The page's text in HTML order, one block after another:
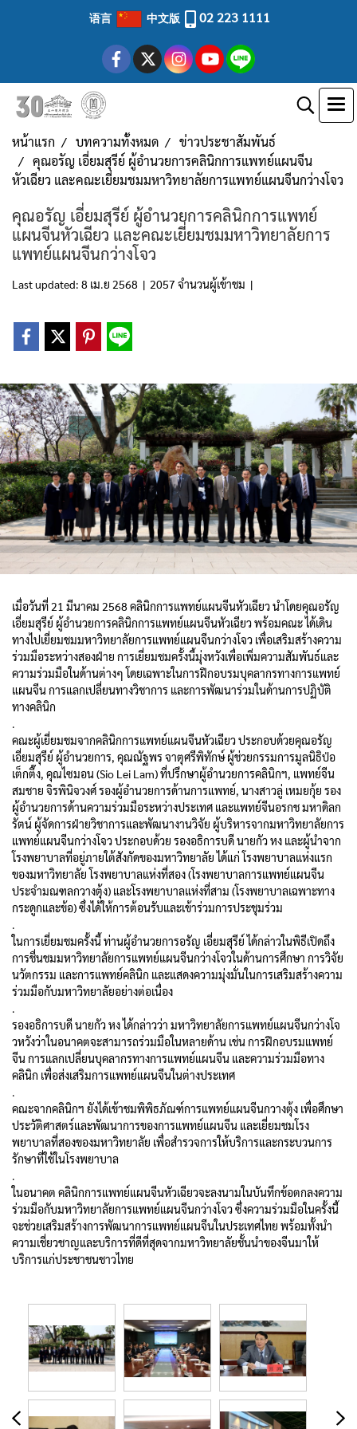
语言 中文版 02 223 1111
หน้าแรก บทความทั้งหมด
ข่าวประชาสัมพันธ์
คุณอรัญ เอี่ยมสุรีย์ ผู้อำนวยการคลินิกการแพทย์แผนจีน
หัวเฉียว และคณะเยี่ยมชมมหาวิทยาลัยการแพทย์แผนจีนกว่างโจว
คุณอรัญ เอี่ยมสุรีย์ ผู้อำนวยการคลินิกการแพทย์
แผนจีนหัวเฉียว และคณะเยี่ยมชมมหาวิทยาลัยการ
แพทย์แผนจีนกว่างโจว
Last updated: 8 เม.ย 2568 | 2057 จำนวนผู้เข้าชม |
เมื่อวันที่ 21 มีนาคม 2568 คลินิกการแพทย์แผนจีนหัวเฉียว นำโดยคุณอรัญ
เอี่ยมสุรีย์ ผู้อำนวยการคลินิกการแพทย์แผนจีนหัวเฉียว พร้อมคณะ ได้เดิน
ทางไปเยี่ยมชมมหาวิทยาลัยการแพทย์แผนจีนกว่างโจว เพื่อเสริมสร้างความ
ร่วมมือระหว่างสองฝ่าย การเยี่ยมชมครั้งนี้มุ่งหวังเพื่อเพิ่มความสัมพันธ์และ
ความร่วมมือในด้านต่างๆ โดยเฉพาะในการฝึกอบรมบุคลากรทางการแพทย์
แผนจีน การแลกเปลี่ยนทางวิชาการ และการพัฒนาร่วมในด้านการปฏิบัติ
ทางคลินิก
.
คณะผู้เยี่ยมชมจากคลินิกการแพทย์แผนจีนหัวเฉียว ประกอบด้วยคุณอรัญ
เอี่ยมสุรีย์ ผู้อำนวยการ, คุณณัฐพร จาตุศรีพิทักษ์ ผู้ช่วยกรรมการมูลนิธิป่อ
เต็กตึ๊ง, คุณไซมอน (Sio Lei Lam) ที่ปรึกษาผู้อำนวยการคลินิกฯ, แพทย์จีน
สมชาย จิรพินิจวงศ์ รองผู้อำนวยการด้านการแพทย์, นางสาวลู่ เหมยกุ้ย รอง
ผู้อำนวยการด้านความร่วมมือระหว่างประเทศ และแพทย์จีนอรกช มหาดิลก
รัตน์ ผู้จัดการฝ่ายวิชาการและพัฒนางานวิจัย ผู้บริหารจากมหาวิทยาลัยการ
แพทย์แผนจีนกว่างโจว ประกอบด้วย รองอธิการบดี นายกัว หง และผู้นำจาก
โรงพยาบาลที่อยู่ภายใต้สังกัดของมหาวิทยาลัย ได้แก่ โรงพยาบาลแห่งแรก
ของมหาวิทยาลัย โรงพยาบาลแห่งที่สอง (โรงพยาบาลการแพทย์แผนจีน
ประจำมณฑลกวางตุ้ง) และโรงพยาบาลแห่งที่สาม (โรงพยาบาลเฉพาะทาง
กระดูกและข้อ) ซึ่งได้ให้การต้อนรับและเข้าร่วมการประชุมร่วม
.
ในการเยี่ยมชมครั้งนี้ ท่านผู้อำนวยการอรัญ เอี่ยมสุรีย์ ได้กล่าวในพิธีเปิดถึง
การชื่นชมมหาวิทยาลัยการแพทย์แผนจีนกว่างโจวในด้านการศึกษา การวิจัย
นวัตกรรม และการแพทย์คลินิก และแสดงความมุ่งมั่นในการเสริมสร้างความ
ร่วมมือกับมหาวิทยาลัยอย่างต่อเนื่อง
.
รองอธิการบดี นายกัว หง ได้กล่าวว่า มหาวิทยาลัยการแพทย์แผนจีนกว่างโจ
วหวังว่าในอนาคตจะสามารถร่วมมือในหลายด้าน เช่น การฝึกอบรมแพทย์
จีน การแลกเปลี่ยนบุคลากรทางการแพทย์แผนจีน และความร่วมมือทาง
คลินิก เพื่อส่งเสริมการแพทย์แผนจีนในต่างประเทศ
.
คณะจากคลินิกฯ ยังได้เข้าชมพิพิธภัณฑ์การแพทย์แผนจีนกวางตุ้ง เพื่อศึกษา
ประวัติศาสตร์และพัฒนาการของการแพทย์แผนจีน และเยี่ยมชมโรง
พยาบาลที่สองของมหาวิทยาลัย เพื่อสำรวจการให้บริการและกระบวนการ
รักษาที่ใช้ในโรงพยาบาล
.
ในอนาคต คลินิกการแพทย์แผนจีนหัวเฉียวจะลงนามในบันทึกข้อตกลงความ
ร่วมมือกับมหาวิทยาลัยการแพทย์แผนจีนกว่างโจว ซึ่งความร่วมมือในครั้งนี้
จะช่วยเสริมสร้างการพัฒนาการแพทย์แผนจีนในประเทศไทย พร้อมทั้งนำ
ความเชี่ยวชาญและบริการที่ดีที่สุดจากมหาวิทยาลัยชั้นนำของจีนมาให้
บริการแก่ประชาชนชาวไทย